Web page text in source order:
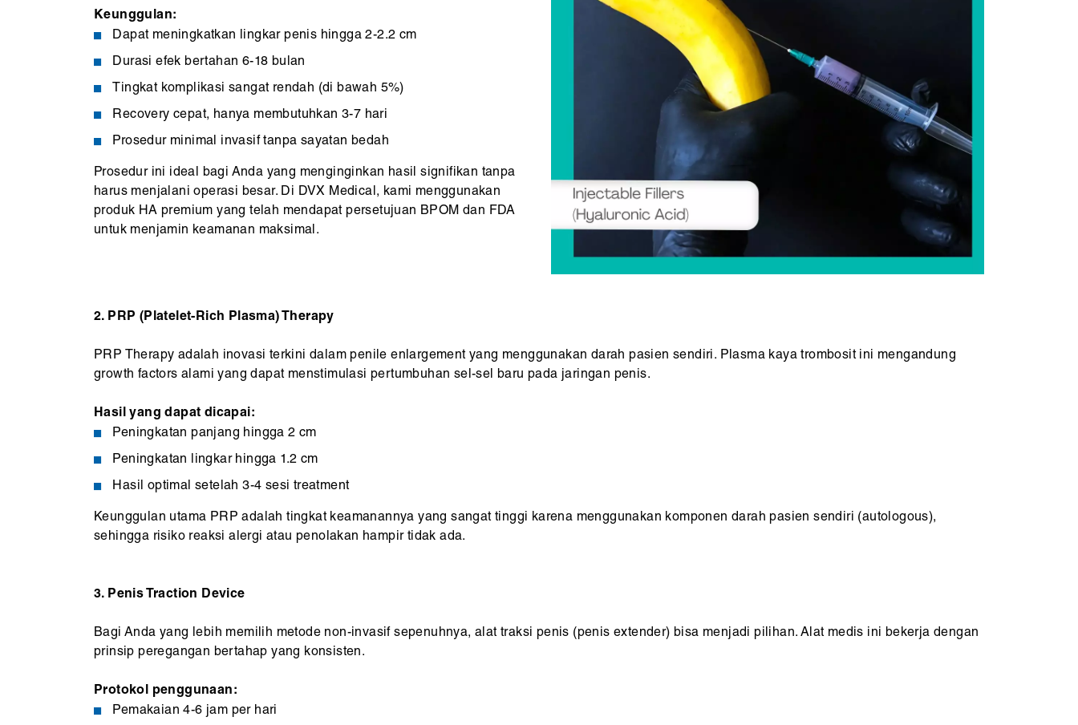
Keunggulan:
Dapat meningkatkan lingkar penis hingga 2-2.2 cm
Durasi efek bertahan 6-18 bulan
Tingkat komplikasi sangat rendah (di bawah 5%)
Recovery cepat, hanya membutuhkan 3-7 hari
Prosedur minimal invasif tanpa sayatan bedah
Prosedur ini ideal bagi Anda yang menginginkan hasil signifikan tanpa
harus menjalani operasi besar. Di DVX Medical, kami menggunakan
produk HA premium yang telah mendapat persetujuan BPOM dan FDA
untuk menjamin keamanan maksimal.
2. PRP (Platelet-Rich Plasma) Therapy
PRP Therapy adalah inovasi terkini dalam penile enlargement yang menggunakan darah pasien sendiri. Plasma kaya trombosit ini mengandung
growth factors alami yang dapat menstimulasi pertumbuhan sel-sel baru pada jaringan penis.
Hasil yang dapat dicapai:
Peningkatan panjang hingga 2 cm
Peningkatan lingkar hingga 1.2 cm
Hasil optimal setelah 3-4 sesi treatment
Keunggulan utama PRP adalah tingkat keamanannya yang sangat tinggi karena menggunakan komponen darah pasien sendiri (autologous),
sehingga risiko reaksi alergi atau penolakan hampir tidak ada.
3. Penis Traction Device
Bagi Anda yang lebih memilih metode non-invasif sepenuhnya, alat traksi penis (penis extender) bisa menjadi pilihan. Alat medis ini bekerja dengan
prinsip peregangan bertahap yang konsisten.
Protokol penggunaan:
Pemakaian 4-6 jam per hari